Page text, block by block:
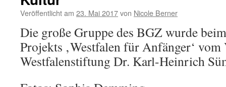
Veröffentlicht am 23. Mai 2017von Nicole Berner
Die große Gruppe des BGZ wurde
Projekts ‚Westfalen für Anfänger‘
Westfalenstiftung Dr. Karl-Heinrich